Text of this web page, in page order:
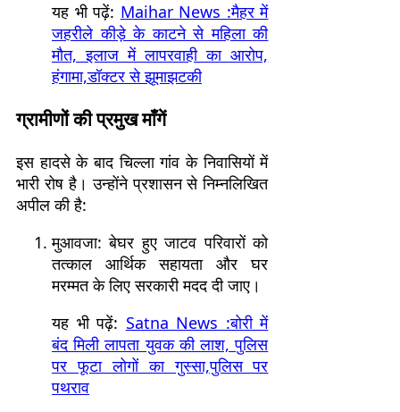
यह भी पढ़ें: Maihar News :मैहर में
जहरीले कीड़े के काटने से महिला की
मौत, इलाज में लापरवाही का आरोप,
हंगामा,डॉक्टर से झूमाझटकी
ग्रामीणों की प्रमुख माँगें
इस हादसे के बाद चिल्ला गांव के निवासियों में
भारी रोष है। उन्होंने प्रशासन से निम्नलिखित
अपील की है:
मुआवजा: बेघर हुए जाटव परिवारों को
तत्काल आर्थिक सहायता और घर
मरम्मत के लिए सरकारी मदद दी जाए।
यह भी पढ़ें: Satna News :बोरी में
बंद मिली लापता युवक की लाश, पुलिस
पर फूटा लोगों का गुस्सा,पुलिस पर
पथराव